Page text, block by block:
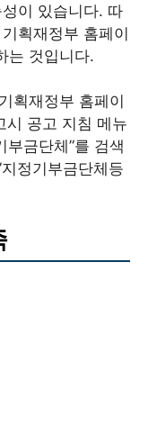
이 있습니다. 따
획재정부 홈페이
는 것입니다.
획재정부 홈페이
시 공고 지침 메뉴
부금단체”를 검색
정기부금단체등